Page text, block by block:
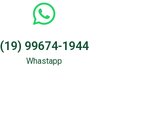
(19) 99674-1944
Whastapp